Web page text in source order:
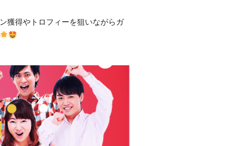
獲得やトロフィーを狙いながらガ